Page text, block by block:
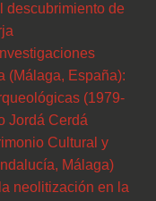
descubrimiento de
(Málaga, España):
(1979-
Jordá Cerdá
Cultural y
Málaga)
neolitización en la